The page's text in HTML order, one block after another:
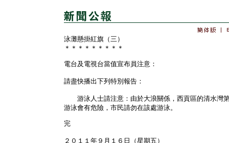
泳灘懸掛紅旗（三）
＊＊＊＊＊＊＊＊＊
電台及電視台當值宣布員注意：
請盡快播出下列特別報告：
游泳人士請注意：由於大浪關係，西貢區的清水灣
游泳會有危險，市民請勿在該處游泳。
完
２０１１年９月１６日（星期五）